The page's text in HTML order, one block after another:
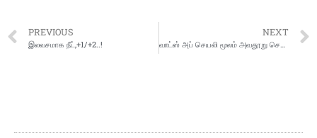
PREVIOUS
இலவசமாக நீட்,+1/+2..!
NEXT
வாட்ஸ் அப் செயலி மூலம் அவதூறு செய்திகளை பரப்பி வரும் நபர்கள் மீது நடவடிக்கை எடுக்க ஊராட்சி மன்ற தலைவர் ஆட்சியரிடம் புகார்